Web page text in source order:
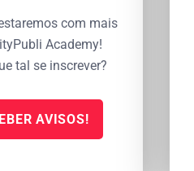
com mais
Academy!
tal se inscrever?
AVISOS!